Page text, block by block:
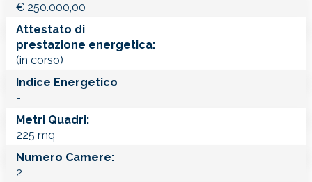
€ 250.000,00
Attestato di
prestazione energetica:
(in corso)
Indice Energetico
-
Metri Quadri:
225 mq
Numero Camere:
2